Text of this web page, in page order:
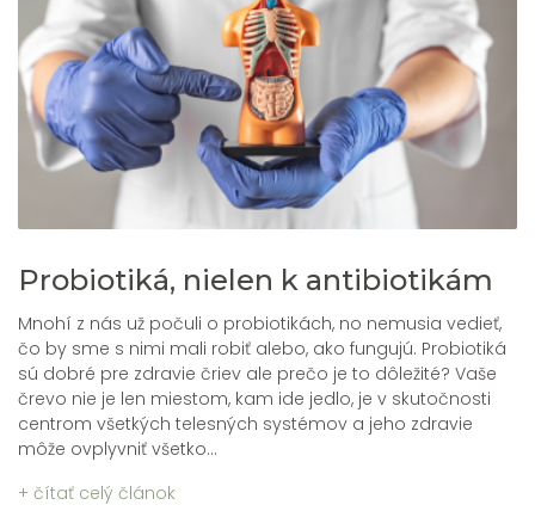
Probiotiká, nielen k antibiotikám
Mnohí z nás už počuli o probiotikách, no nemusia vedieť,
čo by sme s nimi mali robiť alebo, ako fungujú. Probiotiká
sú dobré pre zdravie čriev ale prečo je to dôležité? Vaše
črevo nie je len miestom, kam ide jedlo, je v skutočnosti
centrom všetkých telesných systémov a jeho zdravie
môže ovplyvniť všetko...
+ čítať celý článok